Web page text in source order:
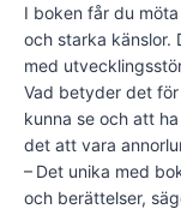
I boken får du
och starka känslor.
med
Vad betyder det
kunna se och att
det att vara
– Det unika med
och berättelser,